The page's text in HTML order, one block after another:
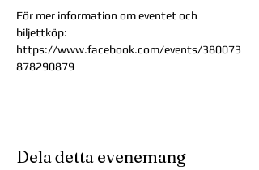
För mer information om eventet och
biljettköp:
https://www.facebook.com/events/380073
878290879
Dela detta evenemang